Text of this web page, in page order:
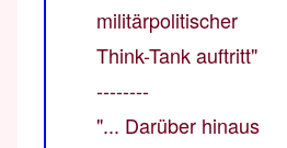
militärpolitischer
Think-Tank auftritt"
--------
"... Darüber hinaus